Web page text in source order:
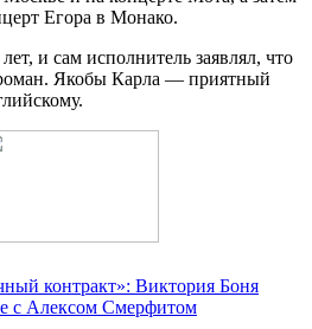
Егора в Монако.
и сам исполнитель заявлял, что
Якобы Карла — приятный
контракт»: Виктория Боня
с Алексом Смерфитом